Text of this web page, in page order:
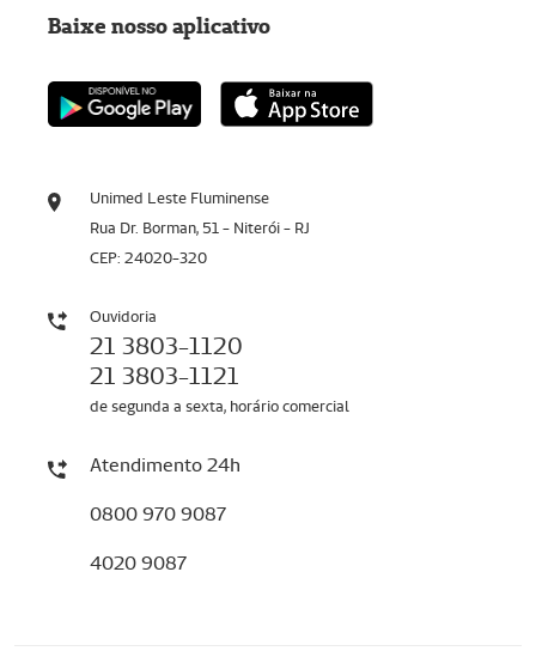
Unimed Leste Fluminense
Rua Dr. Borman, 51 - Niterói - RJ
CEP: 24020-320
Ouvidoria
21 3803-1120
21 3803-1121
de segunda a sexta, horário comercial
Atendimento 24h
0800 970 9087
4020 9087
Baixe nosso aplicativo